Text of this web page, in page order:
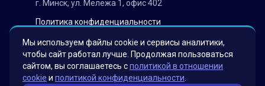
г. Минск, ул. Мележа 1, офис 402
Политика конфиденциальности
Согласие на обработку персональных данных
Мы используем файлы cookie и сервисы аналитики,
чтобы сайт работал лучше. Продолжая пользоваться
сайтом, вы соглашаетесь сполитикой в отношении
cookie и политикой конфиденциальности